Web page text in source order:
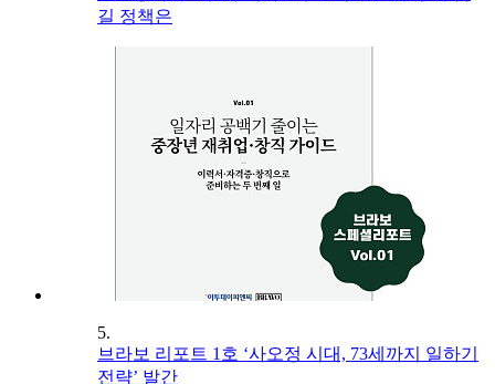
길 정책은
5.
브라보 리포트 1호 ‘사오정 시대, 73세까지 일하기
전략’ 발간